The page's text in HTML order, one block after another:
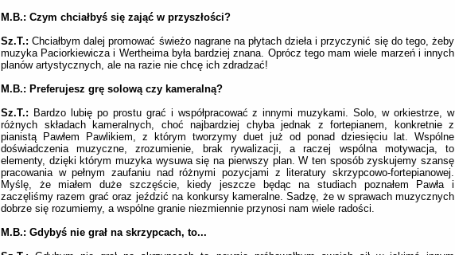
M.B.: Czym chciałbyś się zająć w przyszłości?
Sz.T.:Chciałbym dalej promować świeżo nagrane na płytach dzieła i przyczynić się do tego, żeby
muzyka Paciorkiewicza i Wertheima była bardziej znana. Oprócz tego mam wiele marzeń i innych
planów artystycznych, ale na razie nie chcę ich zdradzać!
M.B.: Preferujesz grę solową czy kameralną?
Sz.T.: Bardzo lubię po prostu grać i współpracować z innymi muzykami. Solo, w orkiestrze, w
różnych składach kameralnych, choć najbardziej chyba jednak z fortepianem, konkretnie z
pianistą Pawłem Pawlikiem, z którym tworzymy duet już od ponad dziesięciu lat. Wspólne
doświadczenia muzyczne, zrozumienie, brak rywalizacji, a raczej wspólna motywacja, to
elementy, dzięki którym muzyka wysuwa się na pierwszy plan. W ten sposób zyskujemy szansę
pracowania w pełnym zaufaniu nad różnymi pozycjami z literatury skrzypcowo-fortepianowej.
Myślę, że miałem duże szczęście, kiedy jeszcze będąc na studiach poznałem Pawła i
zaczęliśmy razem grać oraz jeździć na konkursy kameralne. Sadzę, że w sprawach muzycznych
dobrze się rozumiemy, a wspólne granie niezmiennie przynosi nam wiele radości.
M.B.: Gdybyś nie grał na skrzypcach, to...